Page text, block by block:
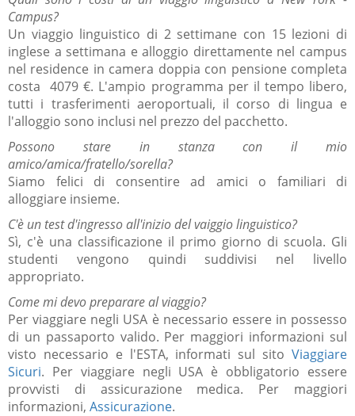
Campus?
Un viaggio linguistico di 2 settimane con 15 lezioni di
inglese a settimana e alloggio direttamente nel campus
nel residence in camera doppia con pensione completa
costa 4079€. L'ampio programma per il tempo libero,
tutti i trasferimenti aeroportuali, il corso di lingua e
l'alloggio sono inclusi nel prezzo del pacchetto.
Possono stare in stanza con il mio
amico/amica/fratello/sorella?
Siamo felici di consentire ad amici o familiari di
alloggiare insieme.
C'è un test d'ingresso all'inizio del vaiggio linguistico?
Sì, c'è una classificazione il primo giorno di scuola. Gli
studenti vengono quindi suddivisi nel livello
appropriato.
Come mi devo preparare al viaggio?
Per viaggiare negli USA è necessario essere in possesso
di un passaporto valido. Per maggiori informazioni sul
visto necessario e l'ESTA, informati sul sito Viaggiare
Sicuri. Per viaggiare negli USA è obbligatorio essere
provvisti di assicurazione medica. Per maggiori
informazioni, Assicurazione.